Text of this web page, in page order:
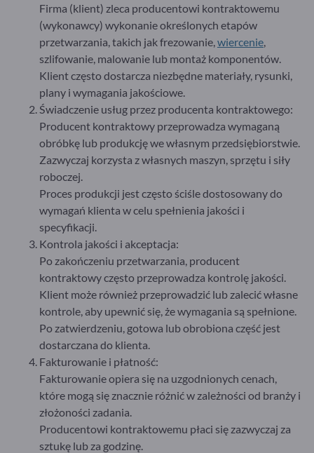
Firma (klient) zleca producentowi kontraktowemu
(wykonawcy) wykonanie określonych etapów
przetwarzania, takich jak frezowanie, wiercenie
szlifowanie, malowanie lub montaż komponentów.
Klient często dostarcza niezbędne materiały, rysunki,
plany i wymagania jakościowe.
Świadczenie usług przez producenta kontraktowego:
Producent kontraktowy przeprowadza wymaganą
obróbkę lub produkcję we własnym przedsiębiorstwie.
Zazwyczaj korzysta z własnych maszyn, sprzętu i siły
roboczej.
Proces produkcji jest często ściśle dostosowany do
wymagań klienta w celu spełnienia jakości i
specyfikacji.
Kontrola jakości i akceptacja:
Po zakończeniu przetwarzania, producent
kontraktowy często przeprowadza kontrolę jakości.
Klient może również przeprowadzić lub zalecić własne
kontrole, aby upewnić się, że wymagania są spełnione.
Po zatwierdzeniu, gotowa lub obrobiona część jest
dostarczana do klienta.
Fakturowanie i płatność:
Fakturowanie opiera się na uzgodnionych cenach,
które mogą się znacznie różnić w zależności od branży i
złożoności zadania.
Producentowi kontraktowemu płaci się zazwyczaj za
sztukę lub za godzinę.